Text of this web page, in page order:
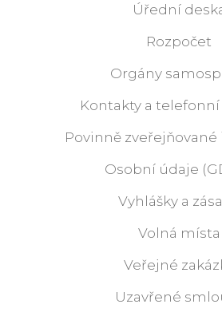
Úřední
Rozpočet
Orgány
Kontakty a
Povinně
Osobní údaje
Vyhlášky a
Volná místa
Veřejné
Uzavřené